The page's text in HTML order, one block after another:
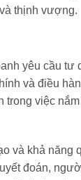
thịnh vượng.
yêu cầu tư
và điều
trong việc
và khả năng
đoán,